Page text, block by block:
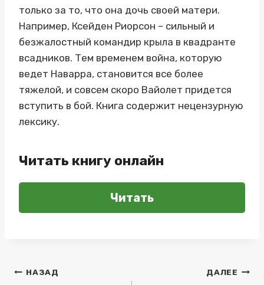
только за то, что она дочь своей матери.
Например, Ксейден Риорсон – сильный и
безжалостный командир крыла в квадранте
всадников. Тем временем война, которую
ведет Наварра, становится все более
тяжелой, и совсем скоро Вайолет придется
вступить в бой. Книга содержит нецензурную
лексику.
Читать книгу онлайн
Читать
Навигация
НАЗАД ДАЛЕЕ